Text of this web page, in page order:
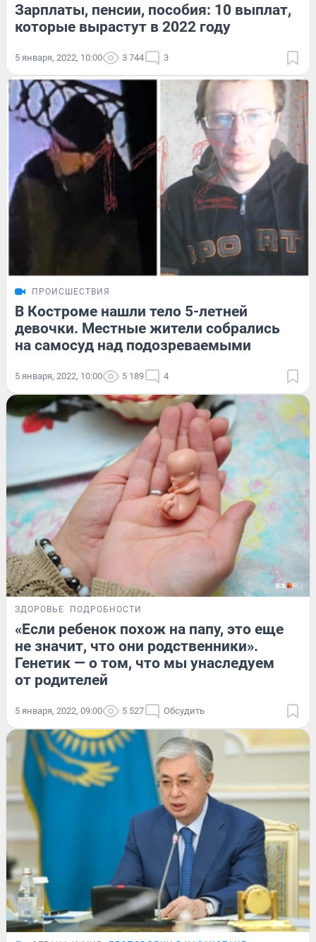
Зарплаты, пенсии, пособия: 10 выплат,
которые вырастут в 2022 году
5 января, 2022, 10:00 3 744 3
ПРОИСШЕСТВИЯ
В Костроме нашли тело 5-летней
девочки. Местные жители собрались
на самосуд над подозреваемыми
5 января, 2022, 10:00 5 189 4
ЗДОРОВЬЕ ПОДРОБНОСТИ
«Если ребенок похож на папу, это еще
не значит, что они родственники».
Генетик — о том, что мы унаследуем
от родителей
5 января, 2022, 09:00 5 527 Обсудить